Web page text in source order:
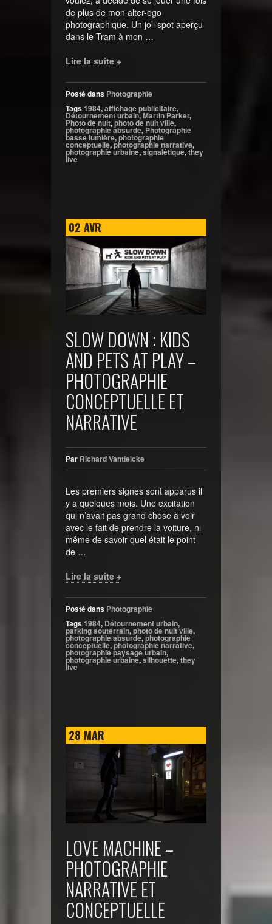
de plus de mon alter-ego
photographique. Un joli spot aperçu
dans le Tram à mon …
Lire la suite +
Posté dans Photographie
Tags1984,affichage publicitaire,
Détournement urbain,Martin Parker,
Photo de nuit,photo de nuit ville,
photographie absurde, Photographie
basse lumière,photographie
conceptuelle,photographie narrative,
photographie urbaine,signalétique,they
live
02 AVR
SLOW DOWN : KIDS
AND PETS AT PLAY –
PHOTOGRAPHIE
CONCEPTUELLE ET
NARRATIVE
Par Richard Vantielcke
Les premiers signes sont apparus il
y a quelques mois. Une excitation
qui n’avait pas grand chose à voir
avec le fait de prendre la voiture, ni
même de savoir quel était le point
de …
Lire la suite +
Posté dans Photographie
Tags1984, Détournement urbain,
parking souterrain,photo de nuit ville,
photographie absurde,photographie
conceptuelle,photographie narrative,
photographie paysage urbain,
photographie urbaine,silhouette,they
live
28 MAR
LOVE MACHINE –
PHOTOGRAPHIE
NARRATIVE ET
CONCEPTUELLE